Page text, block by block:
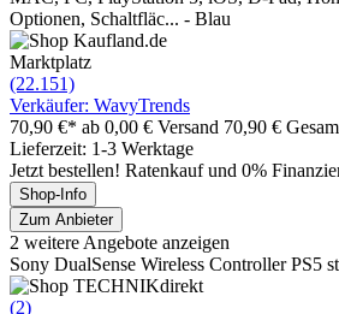
Optionen, Schaltfläc... - Blau
Marktplatz
(22.151)
Verkäufer: WavyTrends
70,90 €* ab 0,00 € Versand 70,90 €
Lieferzeit: 1-3 Werktage
Jetzt bestellen! Ratenkauf und 0%
Shop-Info
Zum Anbieter
2 weitere Angebote anzeigen
Sony DualSense Wireless Controller PS5
(2)